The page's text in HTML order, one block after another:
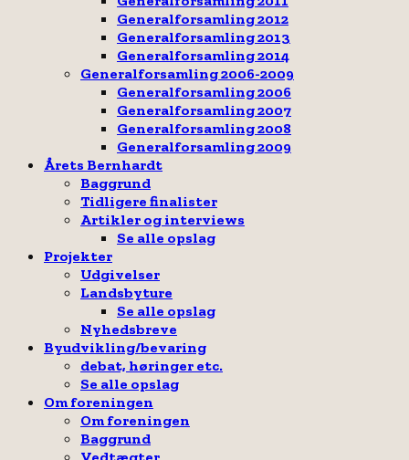
Generalforsamling 2012
Generalforsamling 2013
Generalforsamling 2014
Generalforsamling 2006-2009
Generalforsamling 2006
Generalforsamling 2007
Generalforsamling 2008
Generalforsamling 2009
Årets Bernhardt
Baggrund
Tidligere finalister
Artikler og interviews
Se alle opslag
Projekter
Udgivelser
Landsbyture
Se alle opslag
Nyhedsbreve
Byudvikling/bevaring
debat, høringer etc.
Se alle opslag
Om foreningen
Om foreningen
Baggrund